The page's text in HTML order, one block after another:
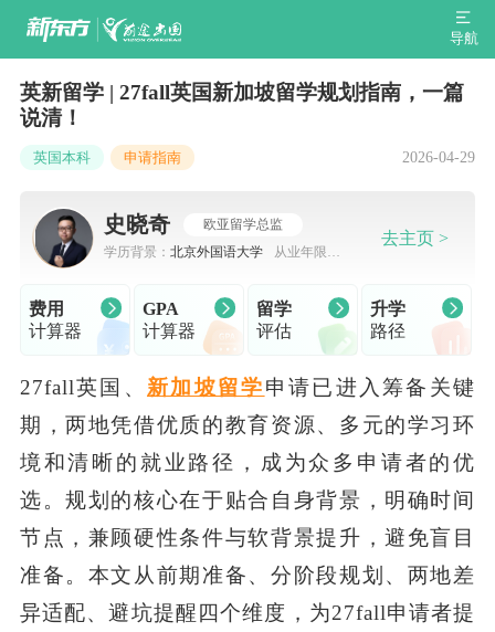
导航
英新留学 | 27fall英国新加坡留学规划指南，一篇
说清！
英国本科 申请指南 2026-04-29
史晓奇
欧亚留学总监
学历背景： 北京外国语大学
从业年限：
去主页 >
费用
计算器
GPA
计算器
留学
评估
升学
路径
27fall英国、 新加坡留学申请已进入筹备关键
期，两地凭借优质的教育资源、多元的学习环
境和清晰的就业路径，成为众多申请者的优
选。规划的核心在于贴合自身背景，明确时间
节点，兼顾硬性条件与软背景提升，避免盲目
准备。本文从前期准备、分阶段规划、两地差
异适配、避坑提醒四个维度，为27fall申请者提